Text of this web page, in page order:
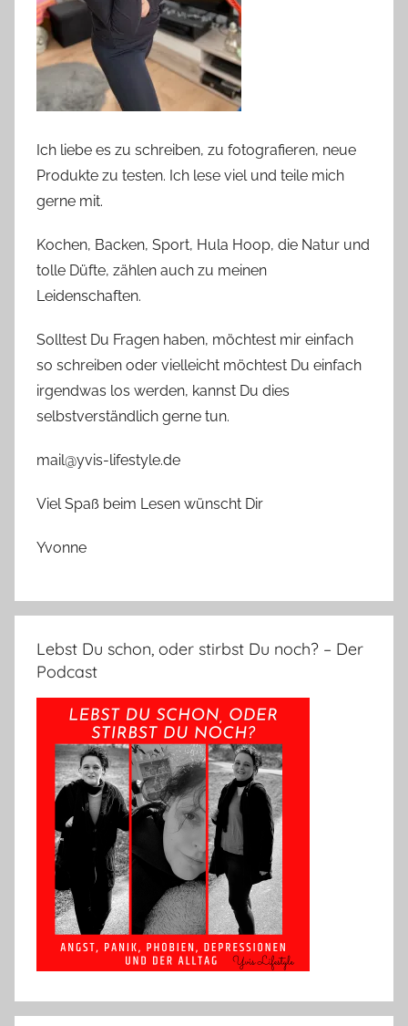
Ich liebe es zu schreiben, zu fotografieren, neue
Produkte zu testen. Ich lese viel und teile mich
gerne mit.
Kochen, Backen, Sport, Hula Hoop, die Natur und
tolle Düfte, zählen auch zu meinen
Leidenschaften.
Solltest Du Fragen haben, möchtest mir einfach
so schreiben oder vielleicht möchtest Du einfach
irgendwas los werden, kannst Du dies
selbstverständlich gerne tun.
mail@yvis-lifestyle.de
Viel Spaß beim Lesen wünscht Dir
Yvonne
Lebst Du schon, oder stirbst Du noch? – Der
Podcast